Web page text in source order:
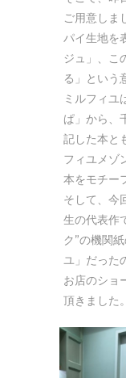
ご用意しま
パイ生地を
ジュ」、こ
る」という
ミルフィユ
ぱ」から、
記した本と
フィユメゾ
本をモチー
そして、今
生の代表作
ク”の機関
ユ」だった
お店のショ
頂きました。